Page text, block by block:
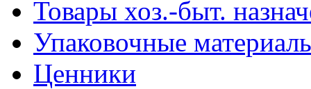
Товары хоз.-быт.
Упаковочные
Ценники